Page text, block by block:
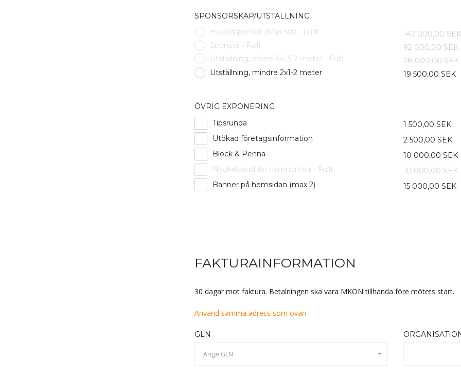
SPONSORSKAP/UTSTÄLLNING
Huvudsponsor (Max 5st) - Fullt
142 000,00 SEK
Sponsor - Fullt
92 000,00 SEK
Utställning, större 3x1,5-2 meter - Fullt
28 000,00 SEK
Utställning, mindre 2x1-2 meter
19 500,00 SEK
ÖVRIG EXPONERING
Tipsrunda
1 500,00 SEK
Utökad företagsinformation
2 500,00 SEK
Block & Penna
10 000,00 SEK
Nyckelband för namnbricka - Fullt
10 000,00 SEK
Banner på hemsidan (max 2)
15 000,00 SEK
FAKTURAINFORMATION
30 dagar mot faktura. Betalningen ska vara MKON tillhanda före mötets start.
Använd samma adress som ovan
GLN
Ange GLN